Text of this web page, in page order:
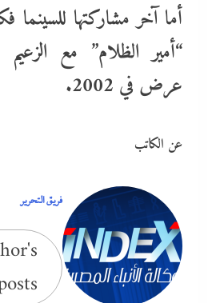
أما آخر مشاركتها
“أمير الظلام” مع
عرض في 2002.
عن الكاتب
فريق التحرير